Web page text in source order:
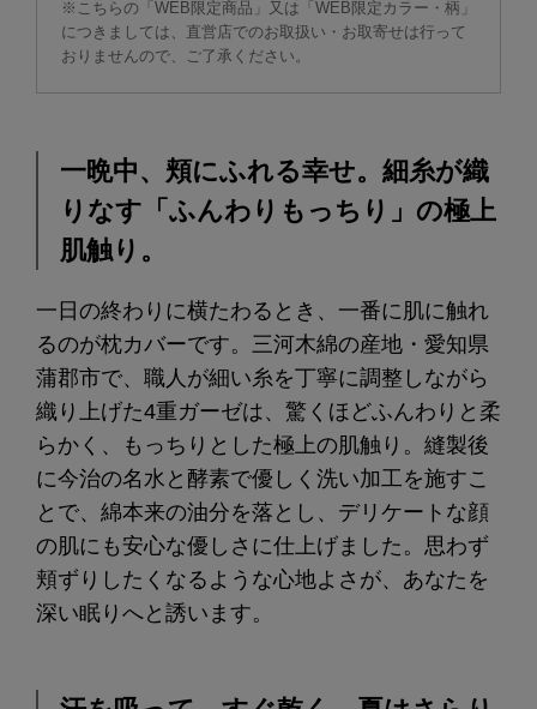
※こちらの「WEB限定商品」又は「WEB限定カラー・柄」
につきましては、直営店でのお取扱い・お取寄せは行って
おりませんので、ご了承ください。
一晩中、頬にふれる幸せ。細糸が織
りなす「ふんわりもっちり」の極上
肌触り。
一日の終わりに横たわるとき、一番に肌に触れ
るのが枕カバーです。三河木綿の産地・愛知県
蒲郡市で、職人が細い糸を丁寧に調整しながら
織り上げた4重ガーゼは、驚くほどふんわりと柔
らかく、もっちりとした極上の肌触り。縫製後
に今治の名水と酵素で優しく洗い加工を施すこ
とで、綿本来の油分を落とし、デリケートな顔
の肌にも安心な優しさに仕上げました。思わず
頬ずりしたくなるような心地よさが、あなたを
深い眠りへと誘います。